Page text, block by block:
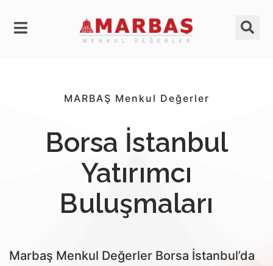
MARBAŞ Menkul Değerler
Borsa İstanbul
Yatırımcı
Buluşmaları
Marbaş Menkul Değerler Borsa İstanbul’da